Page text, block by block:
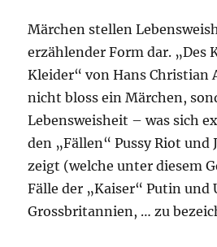
Märchen stellen
erzählender Form dar. „Des
Kleider“ von Hans Christian
nicht bloss ein Märchen,
Lebensweisheit – was sich
den „Fällen“ Pussy Riot und
zeigt (welche unter diesem
Fälle der „Kaiser“ Putin und
Grossbritannien, … zu